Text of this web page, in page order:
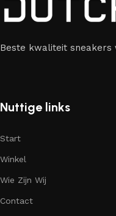
Beste kwaliteit sneakers
Nuttige links
Start
Winkel
Wie Zijn Wij
Contact